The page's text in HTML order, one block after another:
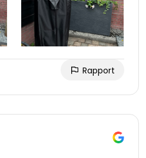
Rapport